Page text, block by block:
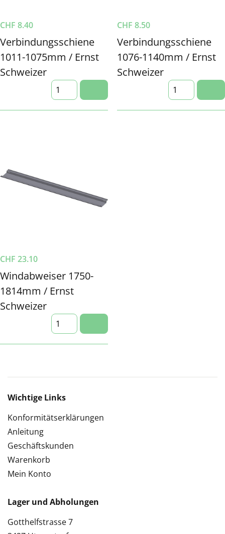
CHF 8.40
Verbindungsschiene
1011-1075mm / Ernst
Schweizer
CHF 8.50
Verbindungsschiene
1076-1140mm / Ernst
Schweizer
CHF 23.10
Windabweiser 1750-
1814mm / Ernst
Schweizer
Wichtige Links
Konformitätserklärungen
Anleitung
Geschäftskunden
Warenkorb
Mein Konto
Lager und Abholungen
Gotthelfstrasse 7